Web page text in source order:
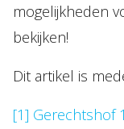
mogelijkheden
bekijken!
Dit artikel is
[1] Gerechtshof